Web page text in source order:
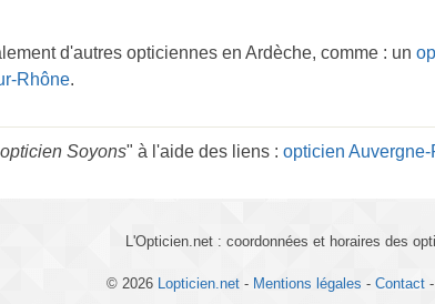
d'autres opticiennes en Ardèche, comme : un
Rhône.
opticien Soyons" à l'aide des liens : opticien
L'Opticien.net : coordonnées et horaires des
© 2026 Lopticien.net - Mentions légales - Contact -